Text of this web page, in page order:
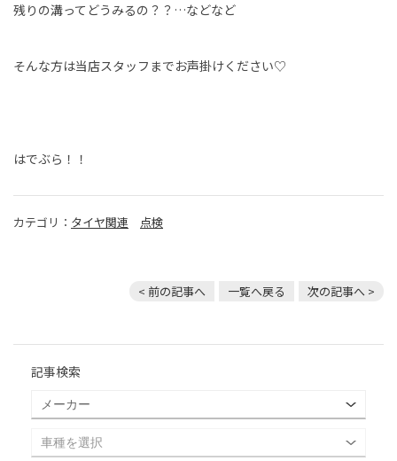
残りの溝ってどうみるの？？…などなど
そんな方は当店スタッフまでお声掛けください♡
はでぶら！！
カテゴリ： タイヤ関連 点検
< 前の記事へ 一覧へ戻る 次の記事へ >
記事検索